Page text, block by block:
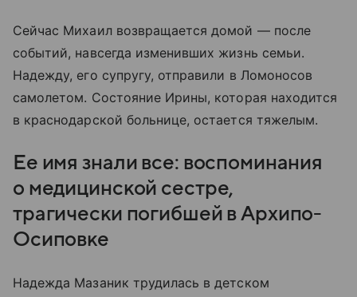
Сейчас Михаил возвращается домой — после
событий, навсегда изменивших жизнь семьи.
Надежду, его супругу, отправили в Ломоносов
самолетом. Состояние Ирины, которая находится
в краснодарской больнице, остается тяжелым.
Ее имя знали все: воспоминания
о медицинской сестре,
трагически погибшей в Архипо-
Осиповке
Надежда Мазаник трудилась в детском